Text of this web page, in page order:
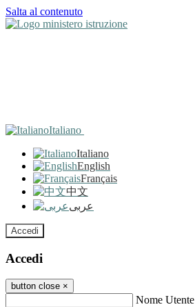
Salta al contenuto
Italiano
Italiano
English
Français
中文
عربى
Accedi
Accedi
button close ×
Nome Utente